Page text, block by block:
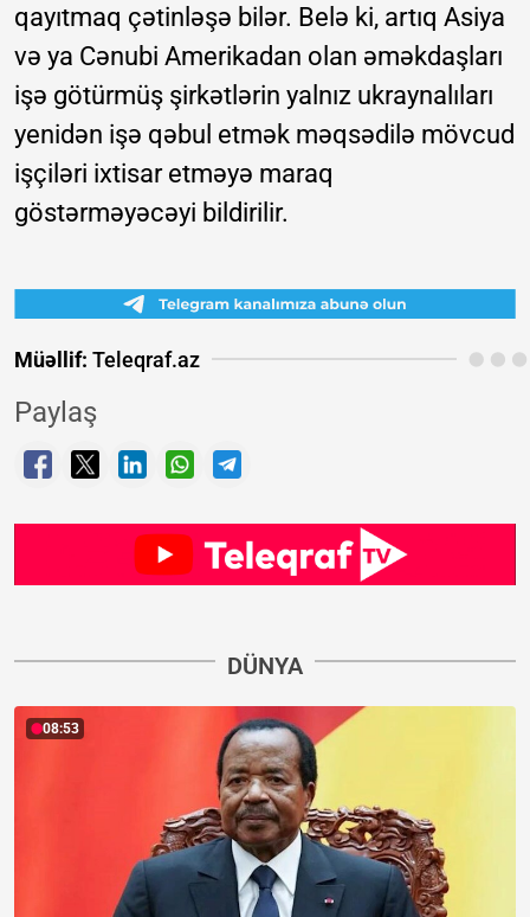
qayıtmaq çətinləşə bilər. Belə ki, artıq Asiya
və ya Cənubi Amerikadan olan əməkdaşları
işə götürmüş şirkətlərin yalnız ukraynalıları
yenidən işə qəbul etmək məqsədilə mövcud
işçiləri ixtisar etməyə maraq
göstərməyəcəyi bildirilir.
Müəllif: Teleqraf.az
Paylaş
DÜNYA
08:53